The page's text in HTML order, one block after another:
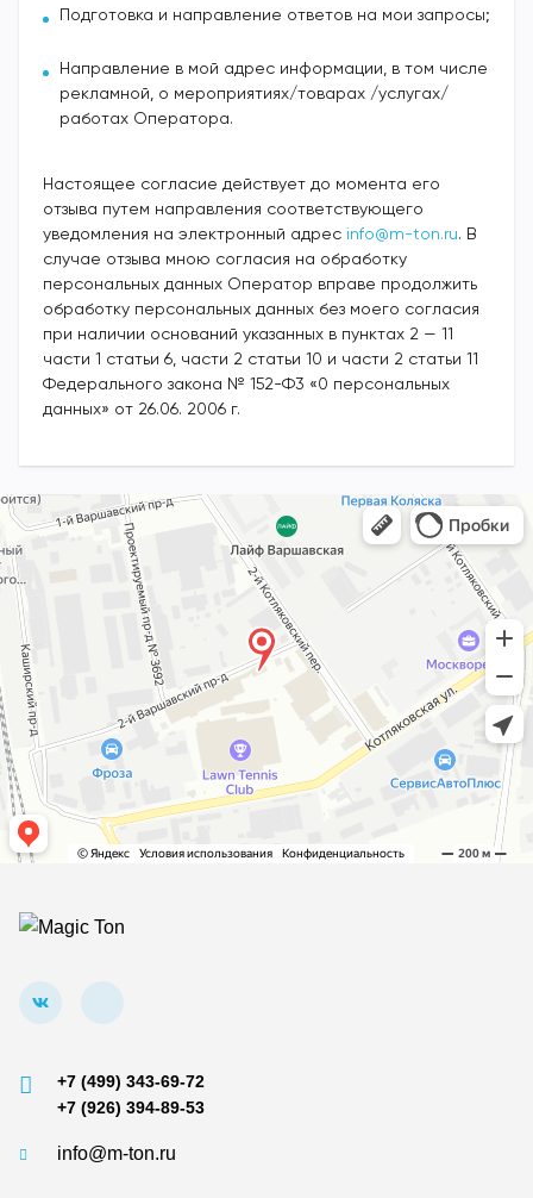
Подготовка и направление ответов на мои запросы;
Направление в мой адрес информации, в том числе
рекламной, о мероприятиях/товарах /услугах/
работах Оператора.
Настоящее согласие действует до момента его
отзыва путем направления соответствующего
уведомления на электронный адрес info@m-ton.ru. В
случае отзыва мною согласия на обработку
персональных данных Оператор вправе продолжить
обработку персональных данных без моего согласия
при наличии оснований указанных в пунктах 2 — 11
части 1 статьи 6, части 2 статьи 10 и части 2 статьи 11
Федерального закона № 152-Ф3 «0 персональных
данных» от 26.06. 2006 г.
+7 (499) 343-69-72
+7 (926) 394-89-53
info@m-ton.ru